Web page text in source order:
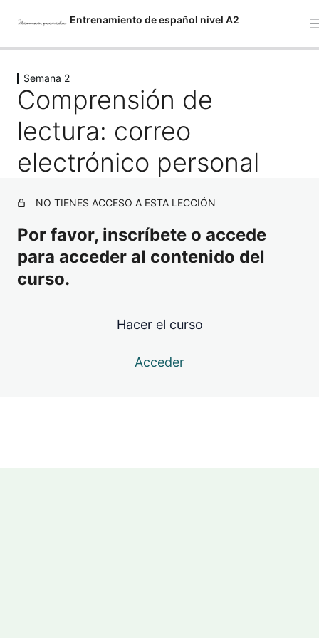
Entrenamiento de español nivel A2
Semana 1: Test nivel A2
8 lecciones, 6 cuestionarios
Semana 2
Comprensión de lectura: correo electrónico personal
Semana 3
Semana 4
3 lecciones, 3 cuestionarios
Semana 5
Semana 2
Comprensión de
lectura: correo
electrónico personal
NO TIENES ACCESO A ESTA LECCIÓN
Por favor, inscríbete o accede
para acceder al contenido del
curso.
Hacer el curso
Acceder